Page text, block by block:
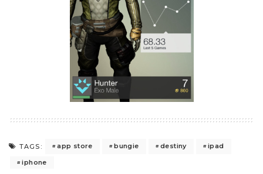
TAGS: app store bungie destiny
ipad
iphone